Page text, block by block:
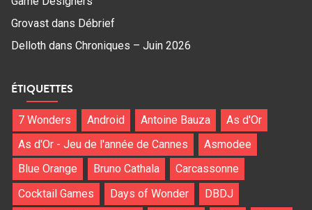
Grovast dans Débrief
Delloth dans Chroniques – Juin 2026
ÉTIQUETTES
7 Wonders Android Antoine Bauza
As d'Or
As d'Or - Jeu de l'année de Cannes
Asmodee
Blue Orange
Bruno Cathala
Carcassonne
Cocktail Games
Days of Wonder
DBDJ